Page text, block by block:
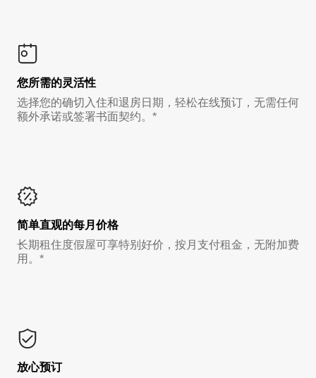
您所需的灵活性
选择您的确切入住和退房日期，轻松在线预订，无需任何
额外承诺或签署书面契约。*
简单直观的每月价格
长期租住度假屋可享特别好价，按月支付租金，无附加费
用。*
放心预订